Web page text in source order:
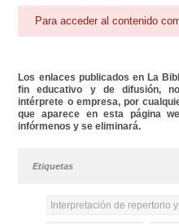
Para acceder al contenido
Los enlaces publicados en La
fin educativo y de difusión,
intérprete o empresa, por
que aparece en esta página
infórmenos y se eliminará.
Etiquetas
Interpretación de repertorio